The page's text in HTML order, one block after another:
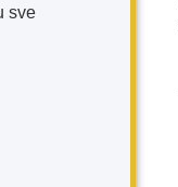
sve